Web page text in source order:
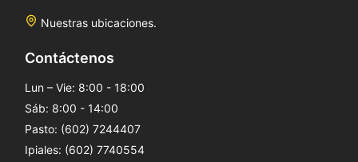
Nuestras ubicaciones.
Contáctenos
Lun – Vie: 8:00 - 18:00
Sáb: 8:00 - 14:00
Pasto: (602) 7244407
Ipiales: (602) 7740554